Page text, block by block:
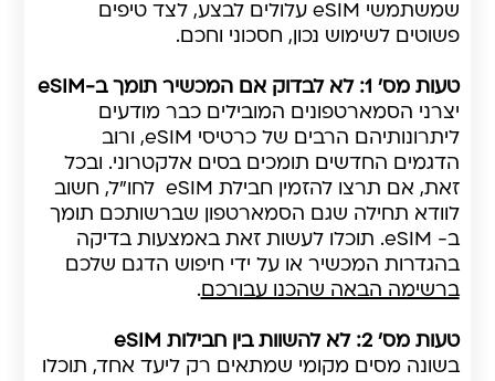
שמשתמשי eSIM עלולים לבצע, לצד טיפים
פשוטים לשימוש נכון, חסכוני וחכם.
טעות מס' 1: לא לבדוק אם המכשיר תומך ב-eSIM
יצרני הסמארטפונים המובילים כבר מודעים
ליתרונותיהם הרבים של כרטיסי eSIM, ורוב
הדגמים החדשים תומכים בסים אלקטרוני. ובכל
זאת, אם תרצו להזמין חבילת eSIM לחו"ל, חשוב
לוודא תחילה שגם הסמארטפון שברשותכם תומך
ב- eSIM. תוכלו לעשות זאת באמצעות בדיקה
בהגדרות המכשיר או על ידי חיפוש הדגם שלכם
ברשימה הבאה שהכנו עבורכם.
טעות מס' 2: לא להשוות בין חבילות eSIM
בשונה מסים מקומי שמתאים רק ליעד אחד, תוכלו